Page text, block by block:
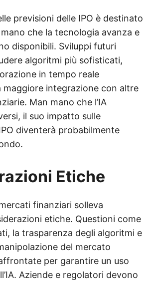
previsioni delle IPO è destinato
che la tecnologia avanza e
disponibili. Sviluppi futuri
algoritmi più sofisticati,
in tempo reale
maggiore integrazione con altre
Man mano che l’IA
il suo impatto sulle
diventerà probabilmente
Etiche
mercati finanziari solleva
etiche. Questioni come
la trasparenza degli algoritmi e
del mercato
per garantire un uso
Aziende e regolatori devono